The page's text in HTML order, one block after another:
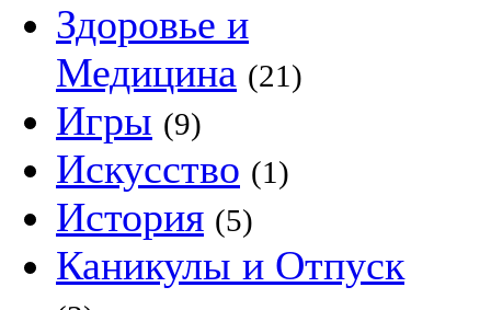
Здоровье и
Медицина (21)
Игры (9)
Искусство (1)
История (5)
Каникулы и Отпуск